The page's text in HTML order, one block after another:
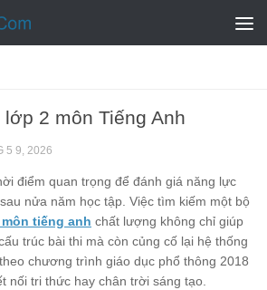
2 môn Tiếng Anh
5 9, 2026
điểm quan trọng để đánh giá năng lực
nửa năm học tập. Việc tìm kiếm một bộ
tiếng anh chất lượng không chỉ giúp
trúc bài thi mà còn củng cố lại hệ thống
chương trình giáo dục phổ thông 2018
nối tri thức hay chân trời sáng tạo.